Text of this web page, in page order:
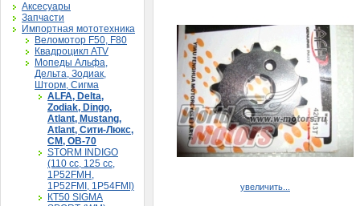
Аксесуары
Запчасти
Импортная мототехника
Веломотор F50, F80
Квадроцикл ATV
Мопеды Альфа,
Дельта, Зодиак,
Шторм, Сигма
ALFA, Delta,
Zodiak, Dingo,
Atlant, Mustang,
Atlant, Сити-Люкс,
CM, ОВ-70
STORM INDIGO
(110 сс, 125 cc,
1P52FMH,
1P52FMI, 1P54FMI)
КТ50 SIGMA
увеличить...